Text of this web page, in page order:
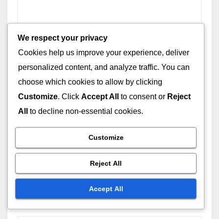
Leave a Reply
Your email address will not be published. Required
fields are marked*
Comment*
We respect your privacy
Cookies help us improve your experience, deliver
personalized content, and analyze traffic. You can
choose which cookies to allow by clicking
Customize. Click Accept All to consent or Reject
All
to decline non-essential cookies.
Customize
Reject All
Accept All